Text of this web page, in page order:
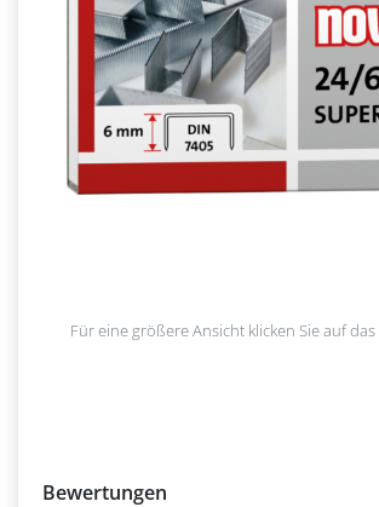
Für eine größere Ansicht klicken Sie auf
Bewertungen